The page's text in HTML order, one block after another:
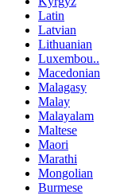
Latin
Latvian
Lithuanian
Luxembou..
Macedonian
Malagasy
Malay
Malayalam
Maltese
Maori
Marathi
Mongolian
Burmese